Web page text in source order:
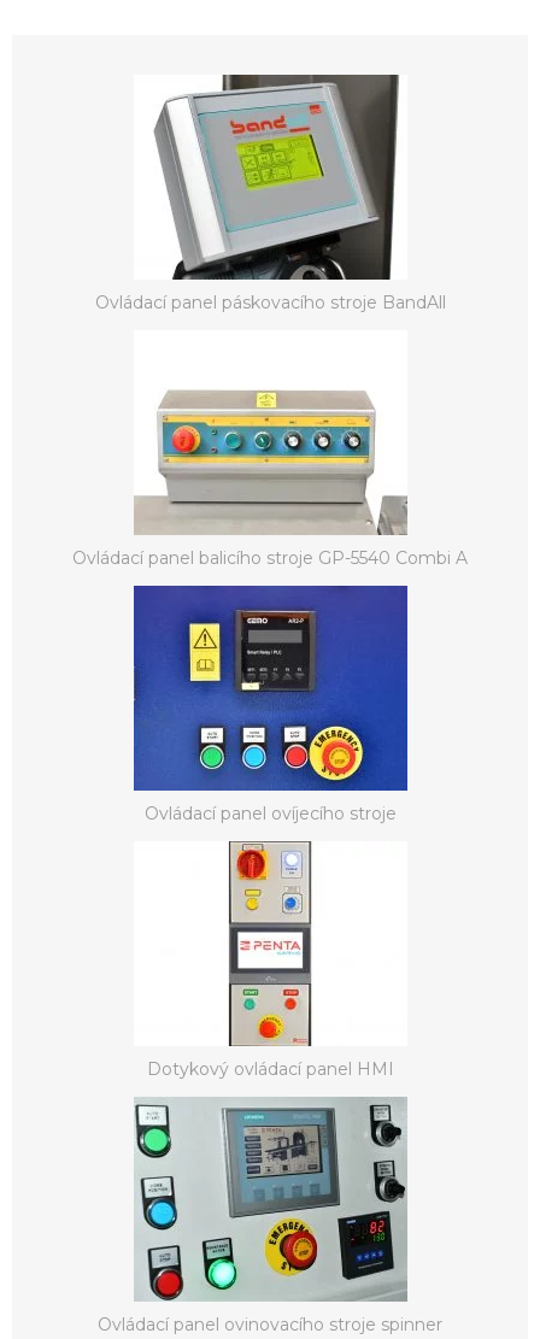
Ovládací panel páskovacího stroje BandAll
Ovládací panel balicího stroje GP-5540 Combi A
Ovládací panel ovíjecího stroje
Dotykový ovládací panel HMI
Ovládací panel ovinovacího stroje spinner